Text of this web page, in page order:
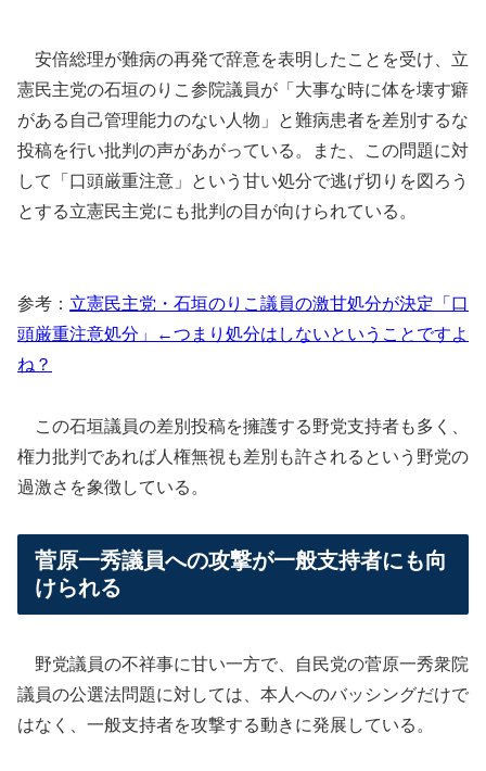
安倍総理が難病の再発で辞意を表明したことを受け、立
憲民主党の石垣のりこ参院議員が「大事な時に体を壊す癖
がある自己管理能力のない人物」と難病患者を差別するな
投稿を行い批判の声があがっている。また、この問題に対
して「口頭厳重注意」という甘い処分で逃げ切りを図ろう
とする立憲民主党にも批判の目が向けられている。
参考： 立憲民主党・石垣のりこ議員の激甘処分が決定「口
頭厳重注意処分」←つまり処分はしないということですよ
ね？
この石垣議員の差別投稿を擁護する野党支持者も多く、
権力批判であれば人権無視も差別も許されるという野党の
過激さを象徴している。
菅原一秀議員への攻撃が一般支持者にも向
けられる
野党議員の不祥事に甘い一方で、自民党の菅原一秀衆院
議員の公選法問題に対しては、本人へのバッシングだけで
はなく、一般支持者を攻撃する動きに発展している。